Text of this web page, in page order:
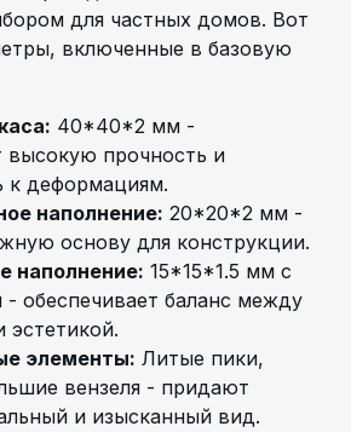
для частных домов. Вот
включенные в базовую
40*40*2 мм -
высокую прочность и
к деформациям.
наполнение: 20*20*2 мм -
основу для конструкции.
наполнение: 15*15*1.5 мм с
обеспечивает баланс между
эстетикой.
элементы: Литые пики,
вензеля - придают
и изысканный вид.